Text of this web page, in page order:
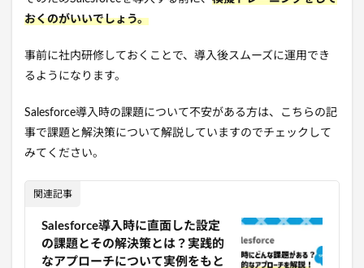
おくのがいいでしょう。
事前に社内研修しておくことで、導入後スムーズに運用でき
るようになります。
Salesforce導入時の課題について不安がある方は、こちらの記
事で課題と解決策について解説していますのでチェックして
みてください。
関連記事
Salesforce導入時に直面した設定
の課題とその解決策とは？実践的
なアプローチについて実例をもと